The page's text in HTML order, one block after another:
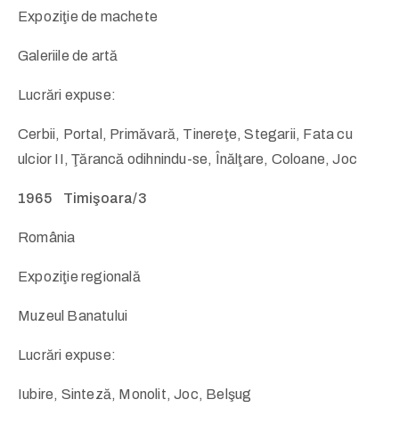
Expoziţie de machete
Galeriile de artă
Lucrări expuse:
Cerbii, Portal, Primăvară, Tinereţe, Stegarii, Fata cu
ulcior II, Ţărancă odihnindu-se, Înălţare, Coloane, Joc
1965 Timişoara/3
România
Expoziţie regională
Muzeul Banatului
Lucrări expuse:
Iubire, Sinteză, Monolit, Joc, Belşug